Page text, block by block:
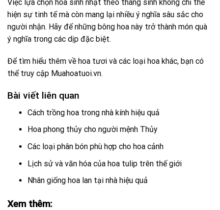
Việc lựa chọn hoa sinh nhật theo tháng sinh không chỉ thể
hiện sự tinh tế mà còn mang lại nhiều ý nghĩa sâu sắc cho
người nhận. Hãy để những bông hoa này trở thành món quà
ý nghĩa trong các dịp đặc biệt.
Để tìm hiểu thêm về hoa tươi và các loại hoa khác, bạn có
thể truy cập Muahoatuoi.vn.
Bài viết liên quan
Cách trồng hoa trong nhà kính hiệu quả
Hoa phong thủy cho người mệnh Thủy
Các loại phân bón phù hợp cho hoa cảnh
Lịch sử và văn hóa của hoa tulip trên thế giới
Nhân giống hoa lan tại nhà hiệu quả
Xem thêm: